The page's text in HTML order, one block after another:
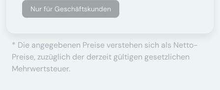
Nur für Geschäftskunden
* Die angegebenen Preise verstehen sich als Netto-
Preise, zuzüglich der derzeit gültigen gesetzlichen
Mehrwertsteuer.